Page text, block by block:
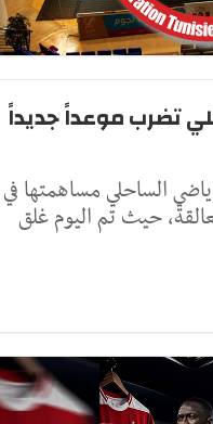
تضرب موعداً جديداً
الساحلي مساهمتها في
حيث تم اليوم غلق